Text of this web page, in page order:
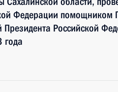
Федерации помощником
Российской
года